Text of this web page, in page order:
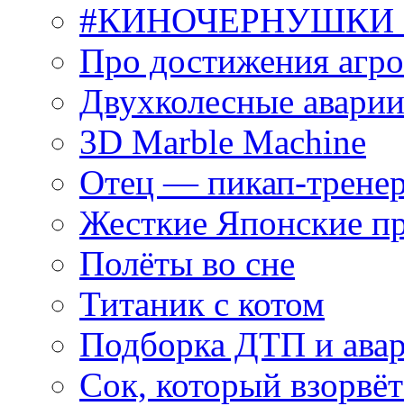
#КИНОЧЕРНУШКИ
Про достижения
Двухколесные
3D Marble Machine
Отец — пикап-
Жесткие Японские
Полёты во сне
Титаник с котом
Подборка ДТП и
Сок, который